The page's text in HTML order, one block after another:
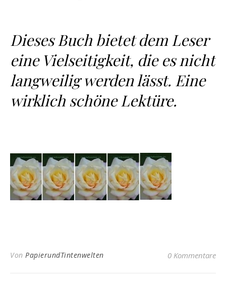
Dieses Buch bietet dem Leser
eine Vielseitigkeit, die es nicht
langweilig werden lässt. Eine
wirklich schöne Lektüre.
Von PapierundTintenwelten 0 Kommentare